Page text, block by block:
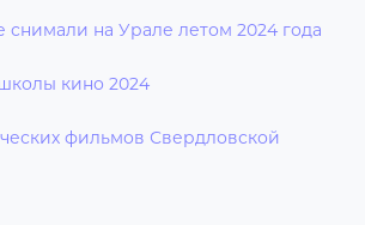
на Урале летом 2024 года
кино 2024
фильмов Свердловской